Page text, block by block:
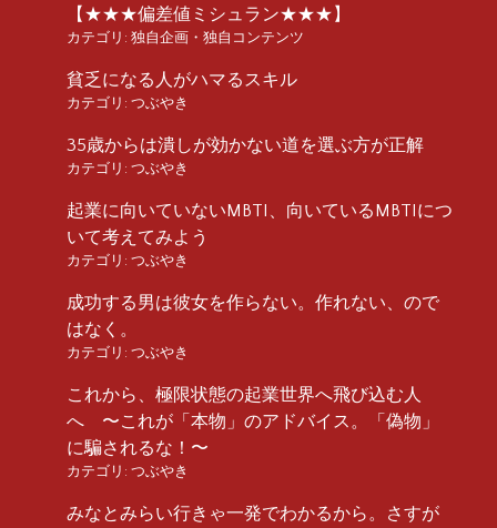
【★★★偏差値ミシュラン★★★】
カテゴリ: 独自企画・独自コンテンツ
貧乏になる人がハマるスキル
カテゴリ: つぶやき
35歳からは潰しが効かない道を選ぶ方が正解
カテゴリ: つぶやき
起業に向いていないMBTI、向いているMBTIにつ
いて考えてみよう
カテゴリ: つぶやき
成功する男は彼女を作らない。作れない、ので
はなく。
カテゴリ: つぶやき
これから、極限状態の起業世界へ飛び込む人
へ 〜これが「本物」のアドバイス。「偽物」
に騙されるな！〜
カテゴリ: つぶやき
みなとみらい行きゃ一発でわかるから。さすが